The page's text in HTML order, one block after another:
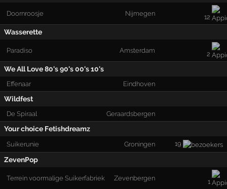
Doornroosje Nijmegen 12
Wasserette
Paradiso Amsterdam 2
We All Love 80's 90's 00's 10's
Effenaar Eindhoven
Wildfest
De Spiraal Geraardsbergen
Your choice Fetishdreamz
Suikerunie Groningen 19
ZevenPop
Terrein voormalige Suikerfabriek Zevenbergen 1